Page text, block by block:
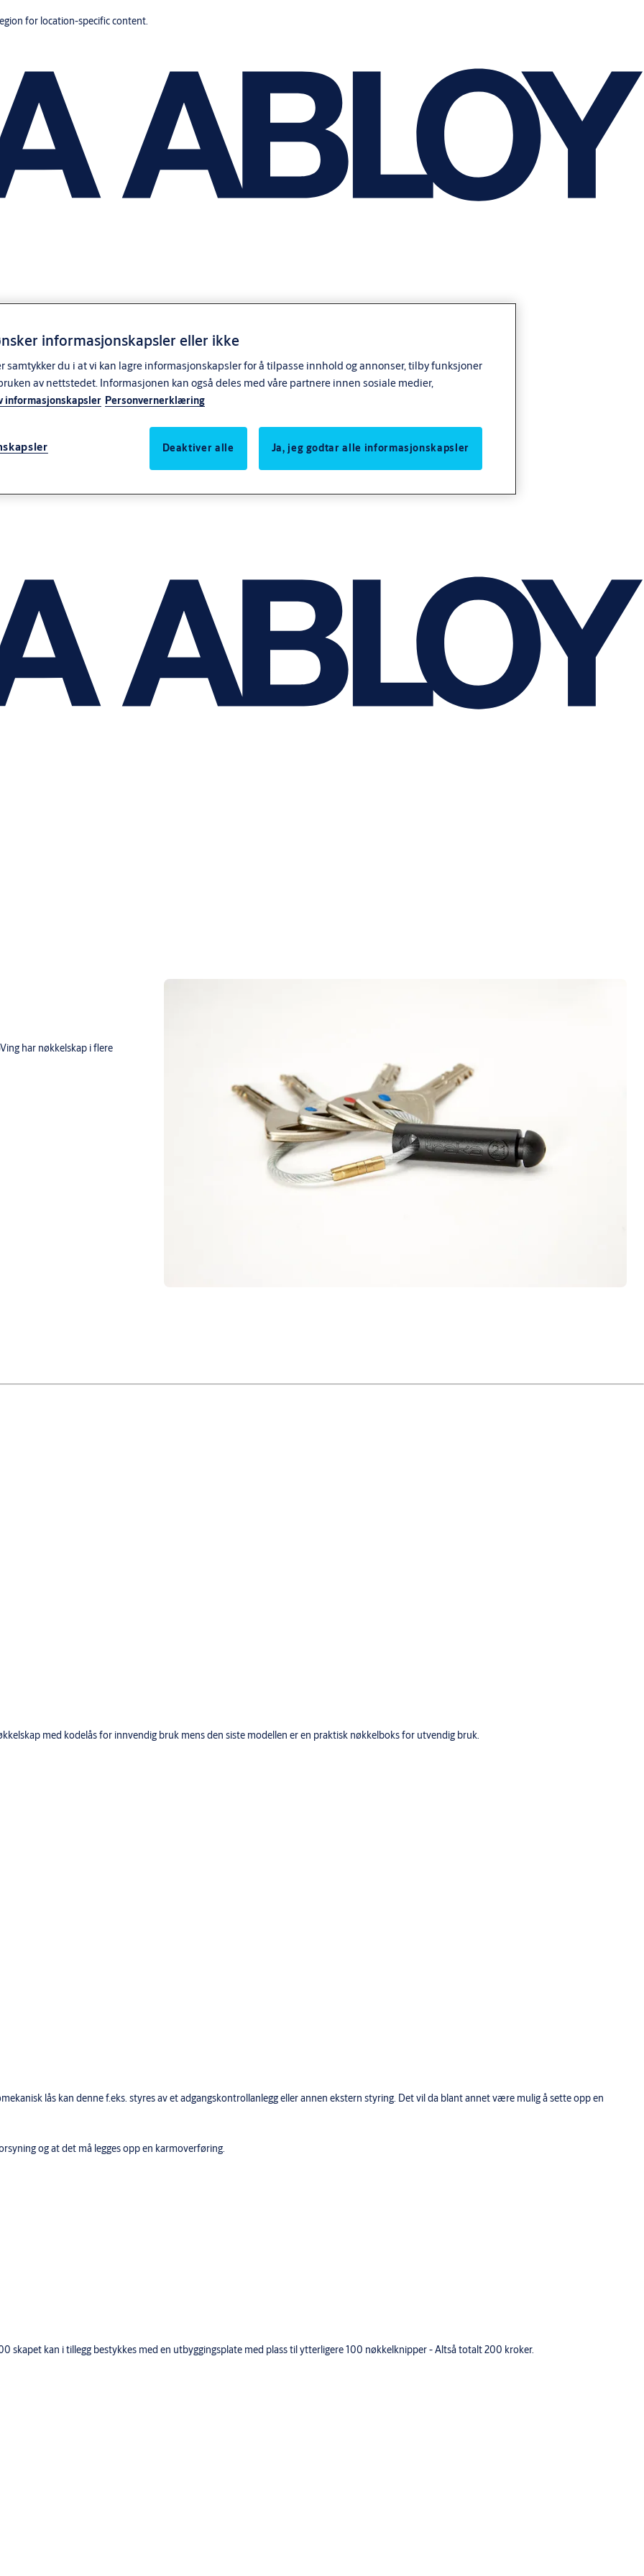
for location-specific content.
har nøkkelskap i flere
med kodelås for innvendig bruk mens den siste modellen er en praktisk nøkkelboks for utvendig bruk.
lås kan denne f.eks. styres av et adgangskontrollanlegg eller annen ekstern styring. Det vil da blant annet være mulig å sette opp en
og at det må legges opp en karmoverføring.
skapet kan i tillegg bestykkes med en utbyggingsplate med plass til ytterligere 100 nøkkelknipper - Altså totalt 200 kroker.
informasjonskapsler eller ikke
samtykker du i at vi kan lagre informasjonskapsler for å tilpasse innhold og annonser, tilby funksjoner
av nettstedet. Informasjonen kan også deles med våre partnere innen sosiale medier,
informasjonskapsler Personvernerklæring
Deaktiver alle Ja, jeg godtar alle informasjonskapsler